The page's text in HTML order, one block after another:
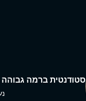
סטודנטית ברמה